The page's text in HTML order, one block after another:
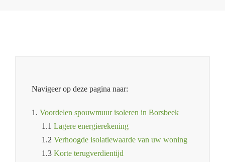
Navigeer op deze pagina naar:
1. Voordelen spouwmuur isoleren in Borsbeek
1.1 Lagere energierekening
1.2 Verhoogde isolatiewaarde van uw woning
1.3 Korte terugverdientijd